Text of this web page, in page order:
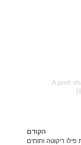
A post
הקודם
ריקוטה ותותים